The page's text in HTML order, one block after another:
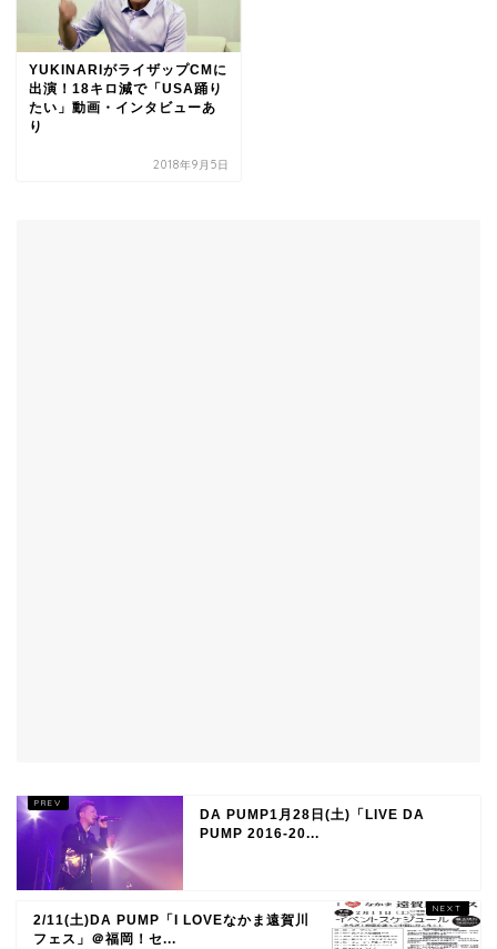
YUKINARIがライザップCMに
出演！18キロ減で「USA踊り
たい」動画・インタビューあ
り
2018年9月5日
DA PUMP1月28日(土)「LIVE DA
PUMP 2016-20...
2/11(土)DA PUMP「I LOVEなかま遠賀川
フェス」＠福岡！セ...